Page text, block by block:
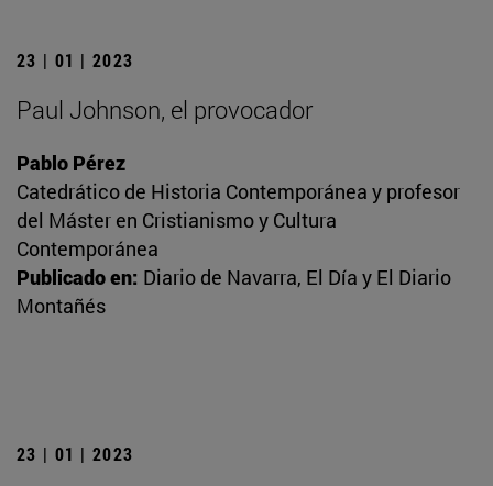
23 | 01 | 2023
Paul Johnson, el provocador
Pablo Pérez
Catedrático de Historia Contemporánea y profesor
del Máster en Cristianismo y Cultura
Contemporánea
Publicado en: Diario de Navarra, El Día y El Diario
Montañés
23 | 01 | 2023